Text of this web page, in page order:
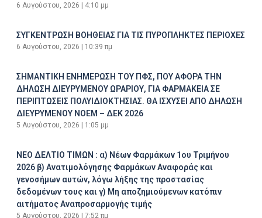
6 Αυγούστου, 2026 4:10 μμ
ΣΥΓΚΕΝΤΡΩΣΗ ΒΟΗΘΕΙΑΣ ΓΙΑ ΤΙΣ ΠΥΡΟΠΛΗΚΤΕΣ ΠΕΡΙΟΧΕΣ
6 Αυγούστου, 2026 10:39 πμ
ΣΗΜΑΝΤΙΚΗ ΕΝΗΜΕΡΩΣΗ ΤΟΥ ΠΦΣ, ΠΟΥ ΑΦΟΡΑ ΤΗΝ
ΔΗΛΩΣΗ ΔΙΕΥΡΥΜΕΝΟΥ ΩΡΑΡΙΟΥ, ΓΙΑ ΦΑΡΜΑΚΕΙΑ ΣΕ
ΠΕΡΙΠΤΩΣΕΙΣ ΠΟΛΥΙΔΙΟΚΤΗΣΙΑΣ. ΘΑ ΙΣΧΥΣΕΙ ΑΠΟ ΔΗΛΩΣΗ
ΔΙΕΥΡΥΜΕΝΟΥ ΝΟΕΜ – ΔΕΚ 2026
5 Αυγούστου, 2026 1:05 μμ
ΝΕΟ ΔΕΛΤΙΟ ΤΙΜΩΝ : α) Νέων Φαρμάκων 1ου Τριμήνου
2026 β) Ανατιμολόγησης Φαρμάκων Αναφοράς και
γενοσήμων αυτών, λόγω λήξης της προστασίας
δεδομένων τους και γ) Μη αποζημιούμενων κατόπιν
αιτήματος Αναπροσαρμογής τιμής
5 Αυγούστου, 2026 7:52 πμ